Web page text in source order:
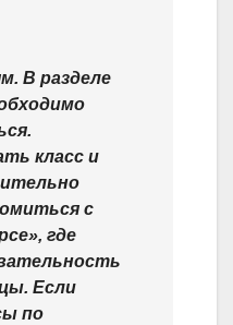
В разделе
класс и
с
где
Если
по